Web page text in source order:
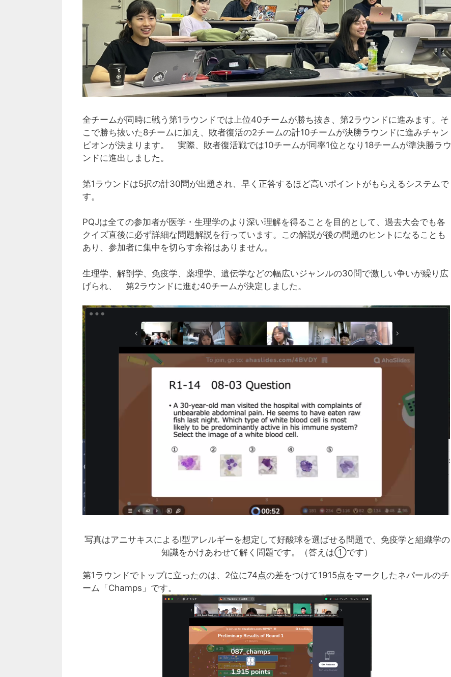
全チームが同時に戦う第1ラウンドでは上位40チームが勝ち抜き、第2ラウンドに進みます。そ
こで勝ち抜いた8チームに加え、敗者復活の2チームの計10チームが決勝ラウンドに進みチャン
ピオンが決まります。 実際、敗者復活戦では10チームが同率1位となり18チームが準決勝ラウ
ンドに進出しました。
第1ラウンドは5択の計30問が出題され、早く正答するほど高いポイントがもらえるシステムで
す。
PQJは全ての参加者が医学・生理学のより深い理解を得ることを目的として、過去大会でも各
クイズ直後に必ず詳細な問題解説を行っています。この解説が後の問題のヒントになることも
あり、参加者に集中を切らす余裕はありません。
生理学、解剖学、免疫学、薬理学、遺伝学などの幅広いジャンルの30問で激しい争いが繰り広
げられ、 第2ラウンドに進む40チームが決定しました。
写真はアニサキスによるI型アレルギーを想定して好酸球を選ばせる問題で、免疫学と組織学の
知識をかけあわせて解く問題です。（答えは①です）
第1ラウンドでトップに立ったのは、2位に74点の差をつけて1915点をマークしたネパールのチ
ーム「Champs」です。